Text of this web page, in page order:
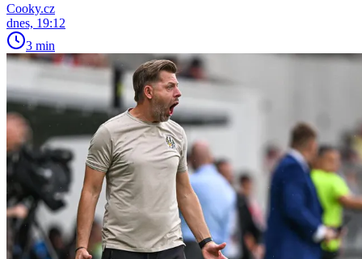
Cooky.cz
dnes, 19:12
3 min